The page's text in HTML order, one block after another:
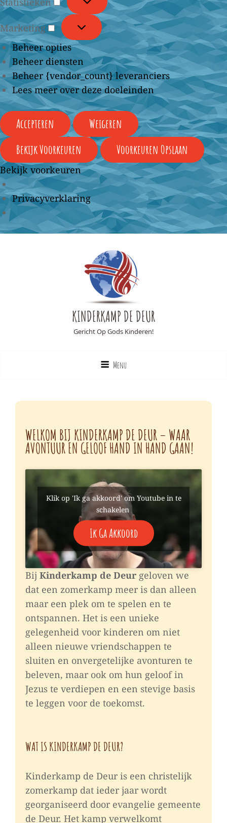
Marketing
Marketing
Beheer opties
Beheer diensten
Beheer {vendor_count} leveranciers
Lees meer over deze doeleinden
Accepteren
Weigeren
Bekijk Voorkeuren
Voorkeuren Opslaan
Bekijk voorkeuren
Privacyverklaring
KINDERKAMP DE DEUR
Gericht Op Gods Kinderen!
Menu
WELKOM BIJ KINDERKAMP DE DEUR – WAAR
AVONTUUR EN GELOOF HAND IN HAND GAAN!
Klik op 'Ik ga akkoord' om Youtube in te
schakelen
Ik Ga Akkoord
Bij Kinderkamp de Deur geloven we
dat een zomerkamp meer is dan alleen
maar een plek om te spelen en te
ontspannen. Het is een unieke
gelegenheid voor kinderen om niet
alleen nieuwe vriendschappen te
sluiten en onvergetelijke avonturen te
beleven, maar ook om hun geloof in
Jezus te verdiepen en een stevige basis
te leggen voor de toekomst.
WAT IS KINDERKAMP DE DEUR?
Kinderkamp de Deur is een christelijk
zomerkamp dat ieder jaar wordt
georganiseerd door evangelie gemeente
de Deur. Het kamp verwelkomt